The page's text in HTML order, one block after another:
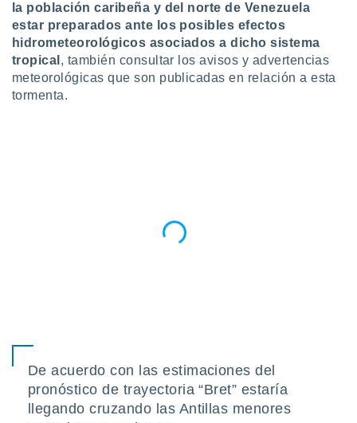
de
para
la población caribeña y del norte de Venezuela
estar preparados ante los posibles efectos
hidrometeorológicos asociados a dicho sistema
tropical , también consultar los avisos y advertencias
meteorológicas que son publicadas en relación a esta
tormenta.
De acuerdo con las estimaciones del
pronóstico de trayectoria “Bret” estaría
llegando cruzando las Antillas menores